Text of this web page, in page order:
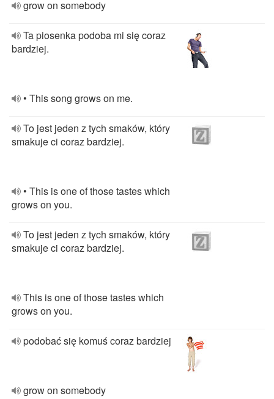
grow on somebody
Ta piosenka podoba mi się coraz
bardziej.
• This song grows on me.
To jest jeden z tych smaków, który
smakuje ci coraz bardziej.
• This is one of those tastes which
grows on you.
To jest jeden z tych smaków, który
smakuje ci coraz bardziej.
This is one of those tastes which
grows on you.
podobać się komuś coraz bardziej
grow on somebody